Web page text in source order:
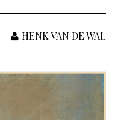
HENK VAN DE WAL